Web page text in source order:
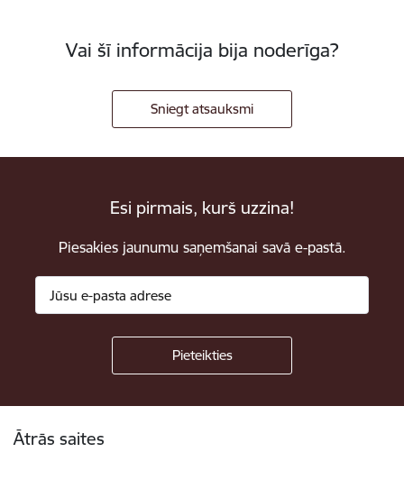
Vai šī informācija bija noderīga?
Sniegt atsauksmi
Esi pirmais, kurš uzzina!
Piesakies jaunumu saņemšanai savā e-pastā.
Ātrās saites